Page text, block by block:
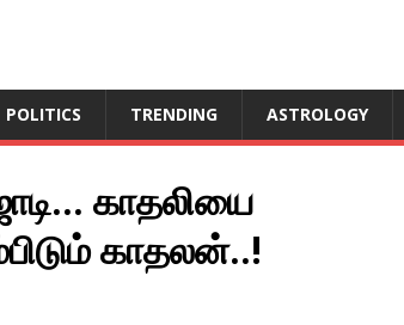
POLITICS TRENDING ASTROLOGY
காதலியை
காதலன்..!